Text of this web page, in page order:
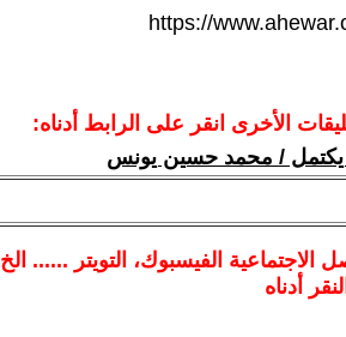
https://
الأخرى انقر على الرابط أدناه:
يكتمل / محمد حسين يونس
الاجتماعية الفيسبوك، التويتر ......
النقر أدناه